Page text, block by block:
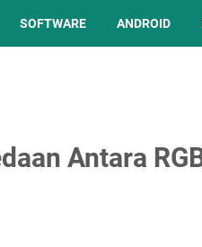
SOFTWARE ANDROID
Antara